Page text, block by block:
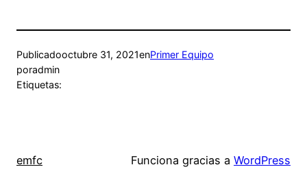
Publicadooctubre 31, 2021enPrimer Equipo
poradmin
Etiquetas:
emfc Funciona gracias a WordPress